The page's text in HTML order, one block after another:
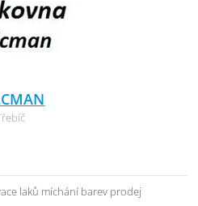
laků míchání barev prodej